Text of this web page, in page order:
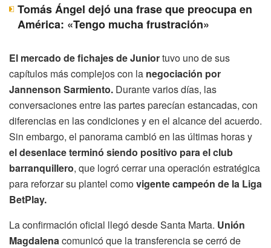
Tomás Ángel dejó una frase que preocupa en
América: «Tengo mucha frustración»
El mercado de fichajes de Juniortuvo uno de sus
capítulos más complejos con la negociación por
Jannenson Sarmiento. Durante varios días, las
conversaciones entre las partes parecían estancadas, con
diferencias en las condiciones y en el alcance del acuerdo.
Sin embargo, el panorama cambió en las últimas horas y
el desenlace terminó siendo positivo para el club
barranquillero, que logró cerrar una operación estratégica
para reforzar su plantel comovigente campeón de la Liga
BetPlay.
La confirmación oficial llegó desde Santa Marta. Unión
Magdalenacomunicó que la transferencia se cerró de